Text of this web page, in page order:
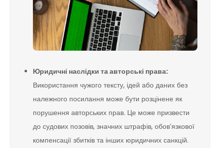
Юридичні наслідки та авторські права:
Використання чужого тексту, ідей або даних без
належного посилання може бути розцінене як
порушення авторських прав. Це може призвести
до судових позовів, значних штрафів, обов’язкової
компенсації збитків та інших юридичних санкцій.